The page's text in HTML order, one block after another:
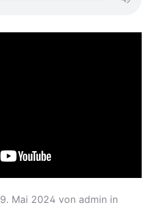
9. Mai 2024 von admin in